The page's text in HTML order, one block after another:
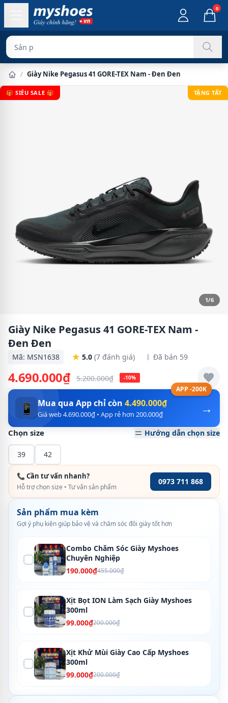
0
Sản phẩm chính
/ Giày Nike Pegasus 41 GORE-TEX Nam - Đen Đen
🎁 SIÊU SALE 🎁 TẶNG TẤT
1/6
Giày Nike Pegasus 41 GORE-TEX Nam -
Đen Đen
Mã: MSN1638 5.0 (7 đánh giá) Đã bán 59
4.690.000₫ 5.200.000₫ -10%
APP -200K
→
📱 Mua qua App chỉ còn 4.490.000₫
Giá web 4.690.000₫ • App rẻ hơn 200.000₫
Chọn size Hướng dẫn chọn size
39 42
📞 Cần tư vấn nhanh?
Hỗ trợ chọn size • Tư vấn sản phẩm
0973 711 868
Sản phẩm mua kèm
Gợi ý phụ kiện giúp bảo vệ và chăm sóc đôi giày tốt hơn
Combo Chăm Sóc Giày Myshoes
Chuyên Nghiệp
190.000₫455.000₫
Xịt Bọt ION Làm Sạch Giày Myshoes
300ml
99.000₫200.000₫
Xịt Khử Mùi Giày Cao Cấp Myshoes
300ml
99.000₫200.000₫